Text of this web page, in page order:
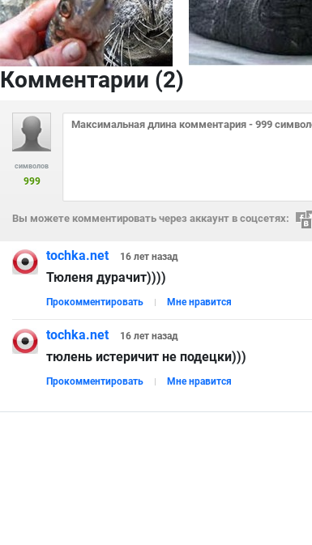
Комментарии (2)
символов
999
Вы можете комментировать через аккаунт в соцсетях:
tochka.net 16 лет назад
Тюленя дурачит))))
Прокомментировать Мне нравится
tochka.net 16 лет назад
тюлень истеричит не подецки)))
Прокомментировать Мне нравится